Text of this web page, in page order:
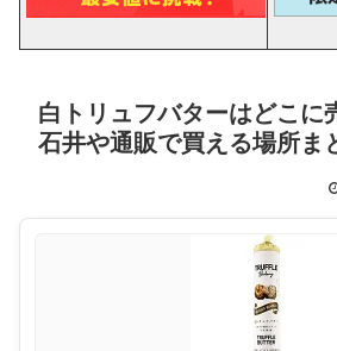
白トリュフバターはどこに
石井や通販で買える場所ま